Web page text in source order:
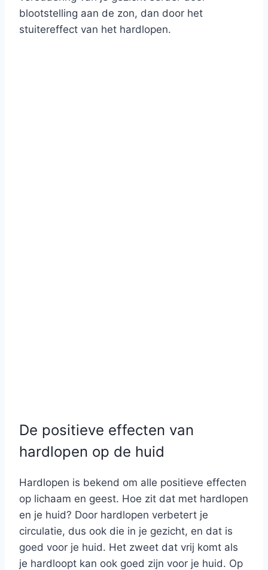
blootstelling aan de zon, dan door het
stuitereffect van het hardlopen.
De positieve effecten van
hardlopen op de huid
Hardlopen is bekend om alle positieve effecten
op lichaam en geest. Hoe zit dat met hardlopen
en je huid? Door hardlopen verbetert je
circulatie, dus ook die in je gezicht, en dat is
goed voor je huid. Het zweet dat vrij komt als
je hardloopt kan ook goed zijn voor je huid. Op